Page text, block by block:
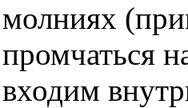
молниях
промчаться
входим